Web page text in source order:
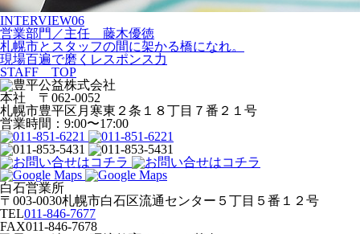
INTERVIEW06
営業部門 ／主任
藤木優徳
札幌市とスタッフの間に架かる橋になれ。
現場百遍で磨くレスポンス力
STAFF TOP
本社 〒062-0052
札幌市豊平区月寒東２条１８丁目７番２１号
営業時間：9:00〜17:00
白石営業所
〒003-0030札幌市白石区流通センター５丁目５番１２号
TEL011-846-7677
FAX011-846-7678